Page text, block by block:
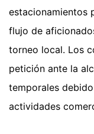
estacionamientos
flujo de
torneo local. Los
petición ante la
temporales
actividades